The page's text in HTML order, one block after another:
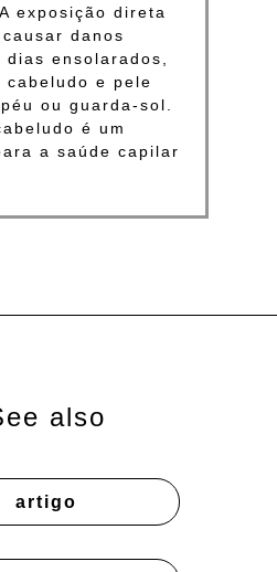
exposição direta
danos
ensolarados,
e pele
ou guarda-sol.
é um
a saúde capilar
also
artigo